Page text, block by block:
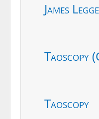
James Legge
Taoscopy
Taoscopy